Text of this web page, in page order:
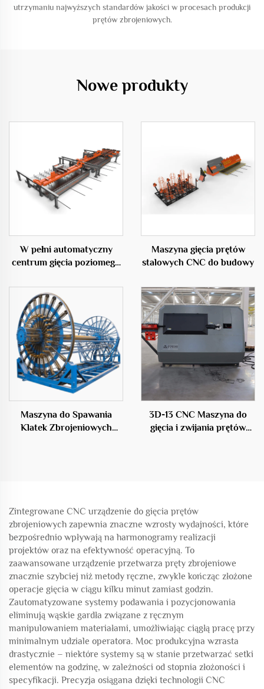
utrzymaniu najwyższych standardów jakości w procesach produkcji
prętów zbrojeniowych.
Nowe produkty
W pełni automatyczny
centrum gięcia poziomego
Maszyna gięcia prętów
stalowych CNC do budowy
Maszyna do Spawania
Klatek Zbrojeniowych
3D-13 CNC Maszyna do
gięcia i zwijania prętów
Zintegrowane CNC urządzenie do gięcia prętów
zbrojeniowych zapewnia znaczne wzrosty wydajności, które
bezpośrednio wpływają na harmonogramy realizacji
projektów oraz na efektywność operacyjną. To
zaawansowane urządzenie przetwarza pręty zbrojeniowe
znacznie szybciej niż metody ręczne, zwykle kończąc złożone
operacje gięcia w ciągu kilku minut zamiast godzin.
Zautomatyzowane systemy podawania i pozycjonowania
eliminują wąskie gardła związane z ręcznym
manipulowaniem materiałami, umożliwiając ciągłą pracę przy
minimalnym udziale operatora. Moc produkcyjna wzrasta
drastycznie – niektóre systemy są w stanie przetwarzać setki
elementów na godzinę, w zależności od stopnia złożoności i
specyfikacji. Precyzja osiągana dzięki technologii CNC